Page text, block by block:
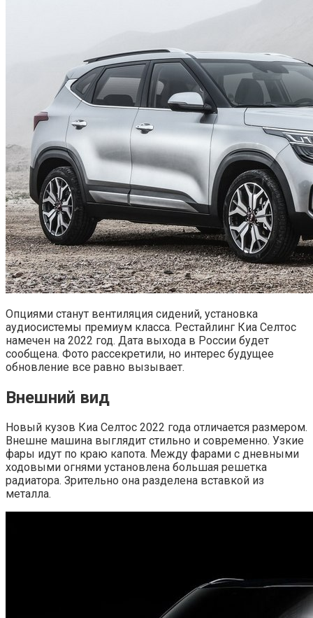
Опциями станут вентиляция сидений, установка
аудиосистемы премиум класса. Рестайлинг Киа Селтос
намечен на 2022 год. Дата выхода в России будет
сообщена. Фото рассекретили, но интерес будущее
обновление все равно вызывает.
Внешний вид
Новый кузов Киа Селтос 2022 года отличается размером.
Внешне машина выглядит стильно и современно. Узкие
фары идут по краю капота. Между фарами с дневными
ходовыми огнями установлена большая решетка
радиатора. Зрительно она разделена вставкой из
металла.